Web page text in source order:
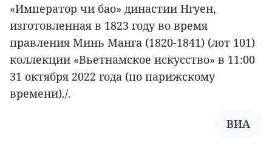
«Император чи бао» династии Нгуен,
изготовленная в 1823 году во время
правления Минь Манга (1820-1841) (лот 101)
коллекции «Вьетнамское искусство» в 11:00
31 октября 2022 года (по парижскому
времени)./.
ВИА